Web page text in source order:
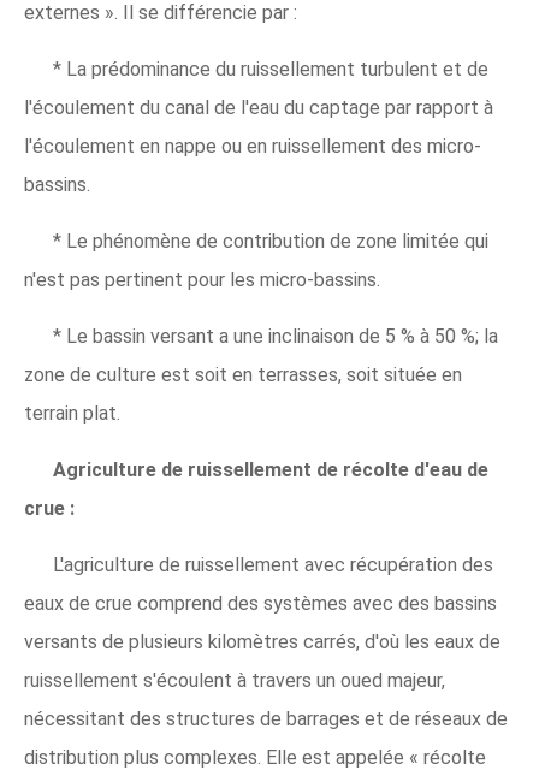
externes ». Il se différencie par :
* La prédominance du ruissellement turbulent et de
l'écoulement du canal de l'eau du captage par rapport à
l'écoulement en nappe ou en ruissellement des micro-
bassins.
* Le phénomène de contribution de zone limitée qui
n'est pas pertinent pour les micro-bassins.
* Le bassin versant a une inclinaison de 5 % à 50 %; la
zone de culture est soit en terrasses, soit située en
terrain plat.
Agriculture de ruissellement de récolte d'eau de
crue :
L'agriculture de ruissellement avec récupération des
eaux de crue comprend des systèmes avec des bassins
versants de plusieurs kilomètres carrés, d'où les eaux de
ruissellement s'écoulent à travers un oued majeur,
nécessitant des structures de barrages et de réseaux de
distribution plus complexes. Elle est appelée « récolte